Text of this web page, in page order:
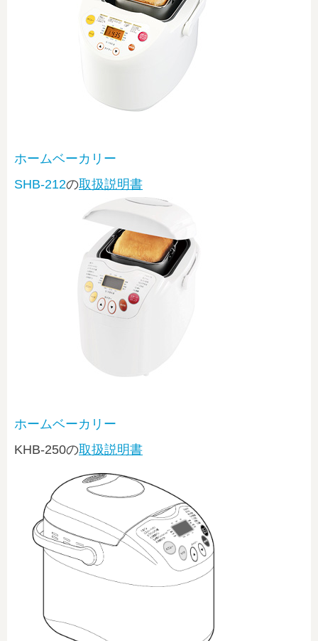
ホームベーカリー
SHB-212の取扱説明書
ホームベーカリー
KHB-250の取扱説明書